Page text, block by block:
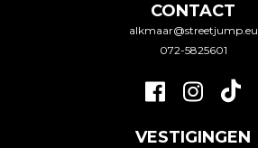
CONTACT
alkmaar@streetjump.eu
072-5825601
VESTIGINGEN